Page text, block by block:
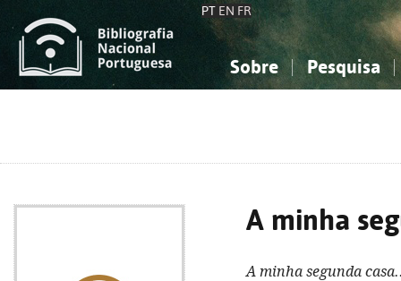
PT EN FR
Sobre Pesquisa
A minha
A minha segunda